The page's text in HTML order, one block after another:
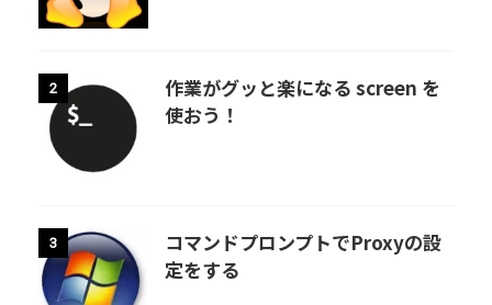
2
作業がグッと楽になる screen を
使おう！
3
コマンドプロンプトでProxyの設
定をする